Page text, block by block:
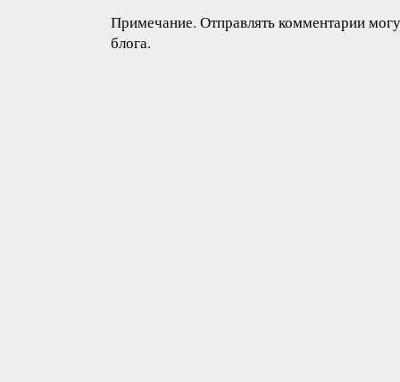
Примечание. Отправлять комментарии
блога.